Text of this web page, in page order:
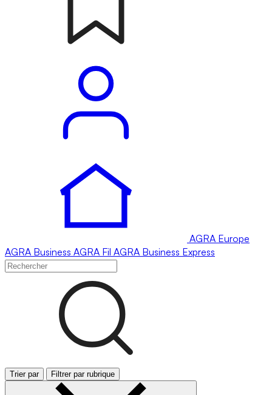
AGRA Europe
AGRA Business AGRA Fil AGRA Business Express
Trier par Filtrer par rubrique